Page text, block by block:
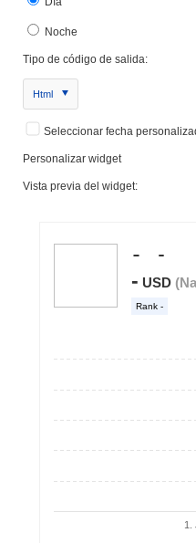
Noche
Tipo de código de salida:
Html
Seleccionar fecha
Personalizar widget
Vista previa del widget: